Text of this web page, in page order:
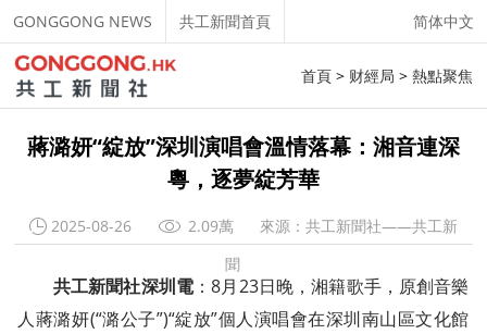
GONGGONG NEWS 共工新聞首頁 简体中文
首頁> 财經局 > 熱點聚焦
蔣潞妍“綻放”深圳演唱會溫情落幕：湘音連深
粵，逐夢綻芳華
2025-08-26 2.09萬
來源：共工新聞社——共工新
聞
共工新聞社深圳電：8月23日晚，湘籍歌手，原創音樂
人蔣潞妍(“潞公子”)“綻放”個人演唱會在深圳南山區文化館